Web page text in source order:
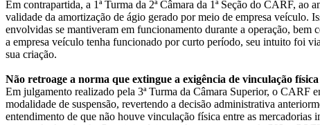
Em contrapartida, a 1ª Turma da 2ª Câmara da 1ª Seção do CARF,
validade da amortização de ágio gerado por meio de empresa veículo.
envolvidas se mantiveram em funcionamento durante a operação,
a empresa veículo tenha funcionado por curto período, seu intuito foi
sua criação.
Não retroage a norma que extingue a exigência de vinculação
Em julgamento realizado pela 3ª Turma da Câmara Superior, o CARF
modalidade de suspensão, revertendo a decisão administrativa
entendimento de que não houve vinculação física entre as